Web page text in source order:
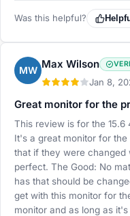
Was this helpful?
MW Max Wilson
Jan 8,
Great monitor for the
This review is for the 15.6
It's a great monitor for
that if they were changed
perfect. The Good: No
has that should be
get with this monitor for
monitor and as long as